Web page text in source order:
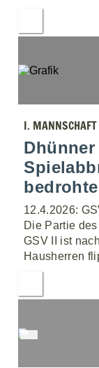
I. MANNSCHAFT
12.4.2026:
Die Partie
GSV II ist
Hausherren